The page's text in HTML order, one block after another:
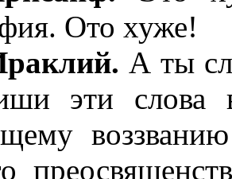
Ото хуже!
А ты
эти слова